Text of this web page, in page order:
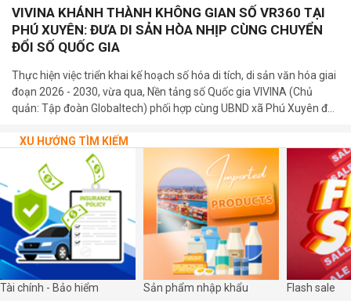
VIVINA KHÁNH THÀNH KHÔNG GIAN SỐ VR360 TẠI
PHÚ XUYÊN: ĐƯA DI SẢN HÒA NHỊP CÙNG CHUYỂN
ĐỔI SỐ QUỐC GIA
Thực hiện việc triển khai kế hoạch số hóa di tích, di sản văn hóa giai
đoạn 2026 - 2030, vừa qua, Nền tảng số Quốc gia VIVINA (Chủ
quản: Tập đoàn Globaltech) phối hợp cùng UBND xã Phú Xuyên đã
hóa tại các di tích cấp Quốc gia trên địa bàn xã.
XU HƯỚNG TÌM KIẾM
Tài chính - Bảo hiểm Sản phẩm nhập khẩu Flash sale